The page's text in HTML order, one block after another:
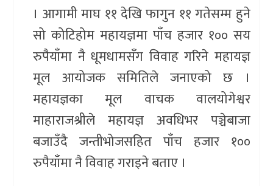
। आगामी माघ ११ देखि फागुन ११ गतेसम्म हुने
सो कोटिहोम महायज्ञमा पाँच हजार १०० सय
रुपैयाँमा नै धूमधामसँग विवाह गरिने महायज्ञ
मूल आयोजक समितिले जनाएको छ ।
महायज्ञका मूल वाचक वालयोगेश्वर
माहाराजश्रीले महायज्ञ अवधिभर पञ्चेबाजा
बजाउँदै जन्तीभोजसहित पाँच हजार १००
रुपैयाँमा नै विवाह गराइने बताए ।